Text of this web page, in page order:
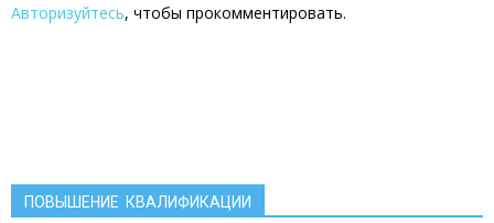
Авторизуйтесь, чтобы прокомментировать.
ПОВЫШЕНИЕ КВАЛИФИКАЦИИ